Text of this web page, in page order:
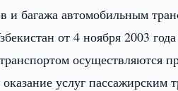
и багажа автомобильным
от 4 ноября 2003
осуществляются
услуг пассажирским